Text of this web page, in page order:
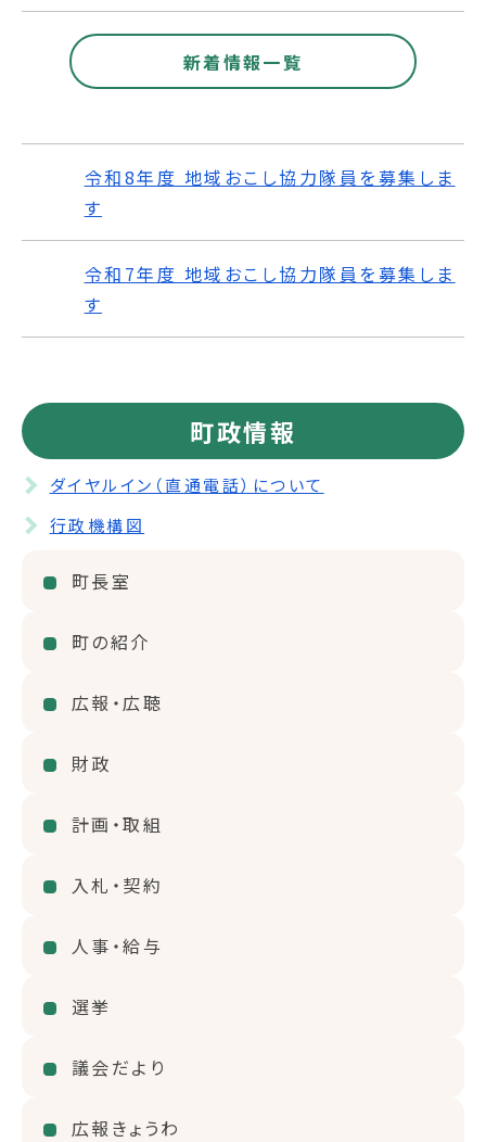
新着情報一覧
令和8年度 地域おこし協力隊員を募集しま
す
令和7年度 地域おこし協力隊員を募集しま
す
町政情報
ダイヤルイン（直通電話）について
行政機構図
町長室
町の紹介
広報・広聴
財政
計画・取組
入札・契約
人事・給与
選挙
議会だより
広報きょうわ